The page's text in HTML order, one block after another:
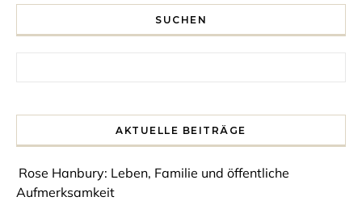
SUCHEN
AKTUELLE BEITRÄGE
Rose Hanbury: Leben, Familie und öffentliche
Aufmerksamkeit